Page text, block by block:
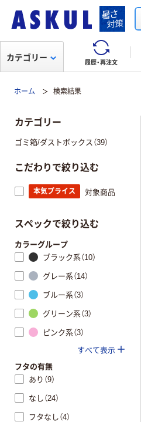
履歴・再注文
カテゴリー
ホーム 検索結果
カテゴリー
ゴミ箱/ダストボックス（39）
こだわりで絞り込む
本気プライス 対象商品
スペックで絞り込む
カラーグループ
ブラック系（10）
グレー系（14）
ブルー系（3）
グリーン系（3）
ピンク系（3）
すべて表示
フタの有無
あり（9）
なし（24）
フタなし（4）